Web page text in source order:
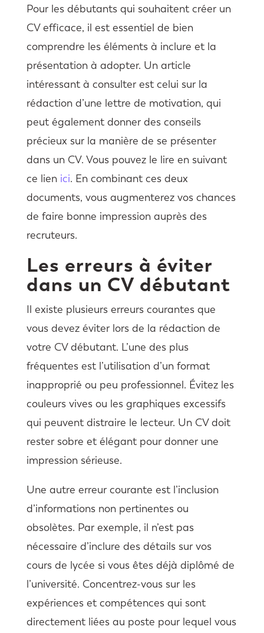
Pour les débutants qui souhaitent créer un
CV efficace, il est essentiel de bien
comprendre les éléments à inclure et la
présentation à adopter. Un article
intéressant à consulter est celui sur la
rédaction d’une lettre de motivation, qui
peut également donner des conseils
précieux sur la manière de se présenter
dans un CV. Vous pouvez le lire en suivant
ce lien ici. En combinant ces deux
documents, vous augmenterez vos chances
de faire bonne impression auprès des
recruteurs.
Les erreurs à éviter
dans un CV débutant
Il existe plusieurs erreurs courantes que
vous devez éviter lors de la rédaction de
votre CV débutant. L’une des plus
fréquentes est l’utilisation d’un format
inapproprié ou peu professionnel. Évitez les
couleurs vives ou les graphiques excessifs
qui peuvent distraire le lecteur. Un CV doit
rester sobre et élégant pour donner une
impression sérieuse.
Une autre erreur courante est l’inclusion
d’informations non pertinentes ou
obsolètes. Par exemple, il n’est pas
nécessaire d’inclure des détails sur vos
cours de lycée si vous êtes déjà diplômé de
l’université. Concentrez-vous sur les
expériences et compétences qui sont
directement liées au poste pour lequel vous